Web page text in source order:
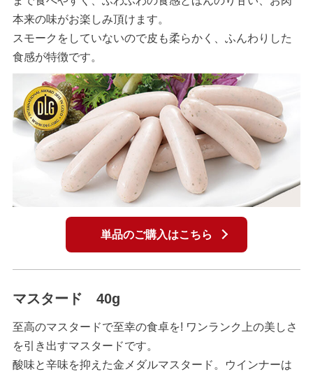
本来の味がお楽しみ頂けます。
スモークをしていないので皮も柔らかく、ふんわりした
食感が特徴です。
単品のご購入はこちら
マスタード 40g
至高のマスタードで至幸の食卓を! ワンランク上の美しさ
を引き出すマスタードです。
酸味と辛味を抑えた金メダルマスタード。ウインナーは